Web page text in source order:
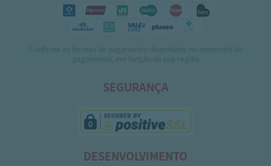
SEGURANÇA
DESENVOLVIMENTO